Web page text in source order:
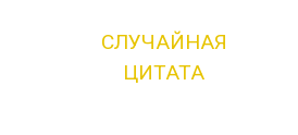
СЛУЧАЙНАЯ
ЦИТАТА